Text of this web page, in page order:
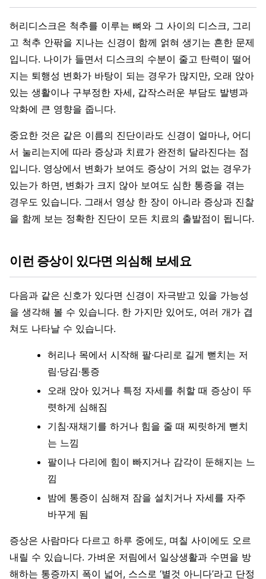
허리디스크은 척추를 이루는 뼈와 그 사이의 디스크, 그리
고 척추 안팎을 지나는 신경이 함께 얽혀 생기는 흔한 문제
입니다. 나이가 들면서 디스크의 수분이 줄고 탄력이 떨어
지는 퇴행성 변화가 바탕이 되는 경우가 많지만, 오래 앉아
있는 생활이나 구부정한 자세, 갑작스러운 부담도 발병과
악화에 큰 영향을 줍니다.
중요한 것은 같은 이름의 진단이라도 신경이 얼마나, 어디
서 눌리는지에 따라 증상과 치료가 완전히 달라진다는 점
입니다. 영상에서 변화가 보여도 증상이 거의 없는 경우가
있는가 하면, 변화가 크지 않아 보여도 심한 통증을 겪는
경우도 있습니다. 그래서 영상 한 장이 아니라 증상과 진찰
을 함께 보는 정확한 진단이 모든 치료의 출발점이 됩니다.
이런 증상이 있다면 의심해 보세요
다음과 같은 신호가 있다면 신경이 자극받고 있을 가능성
을 생각해 볼 수 있습니다. 한 가지만 있어도, 여러 개가 겹
쳐도 나타날 수 있습니다.
허리나 목에서 시작해 팔·다리로 길게 뻗치는 저
림·당김·통증
오래 앉아 있거나 특정 자세를 취할 때 증상이 뚜
렷하게 심해짐
기침·재채기를 하거나 힘을 줄 때 찌릿하게 뻗치
는 느낌
팔이나 다리에 힘이 빠지거나 감각이 둔해지는 느
낌
밤에 통증이 심해져 잠을 설치거나 자세를 자주
바꾸게 됨
증상은 사람마다 다르고 하루 중에도, 며칠 사이에도 오르
내릴 수 있습니다. 가벼운 저림에서 일상생활과 수면을 방
해하는 통증까지 폭이 넓어, 스스로 ‘별것 아니다’라고 단정